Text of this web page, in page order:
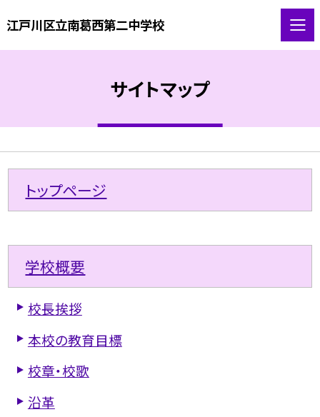
江戸川区立南葛西第二中学校
サイトマップ
トップページ
学校概要
校長挨拶
本校の教育目標
校章・校歌
沿革